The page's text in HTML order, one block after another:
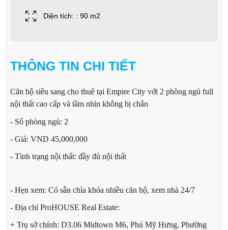
Diện tích: : 90 m2
THÔNG TIN CHI TIẾT
Căn hộ siêu sang cho thuê tại Empire City với 2 phòng ngủ full
nội thất cao cấp và tầm nhìn không bị chắn
- Số phòng ngủ: 2
- Giá: VND 45,000,000
- Tình trạng nội thất: đầy đủ nội thất
- Hẹn xem: Có sẵn chìa khóa nhiều căn hộ, xem nhà 24/7
- Địa chỉ ProHOUSE Real Estate:
+ Trụ sở chính: D3.06 Midtown M6, Phú Mỹ Hưng, Phường